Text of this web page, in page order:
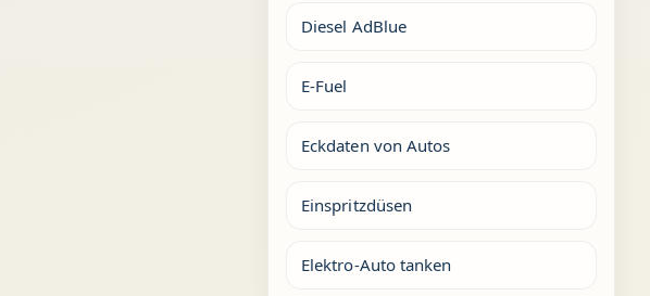
Diesel AdBlue
E-Fuel
Eckdaten von Autos
Einspritzdüsen
Elektro-Auto tanken